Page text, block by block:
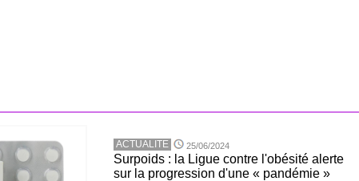
ACTUALITE 25/06/2024
Surpoids : la Ligue contre l'obésité alerte
sur la progression d'une « pandémie »